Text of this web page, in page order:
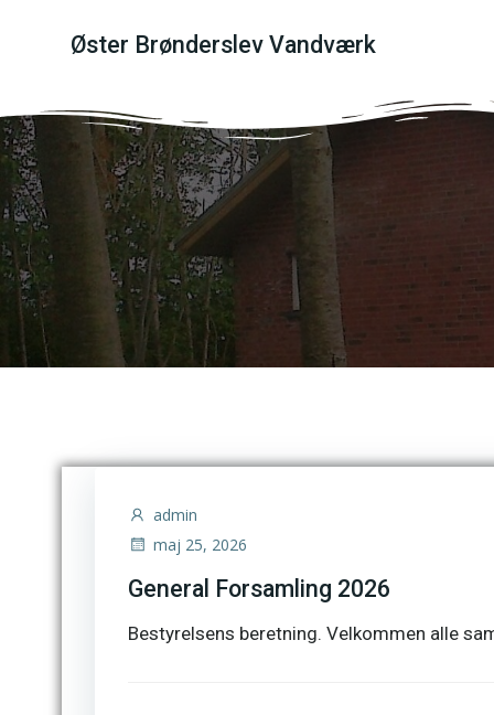
Øster Brønderslev Vandværk
admin
maj 25, 2026
General Forsamling 2026
Bestyrelsens beretning. Velkommen alle